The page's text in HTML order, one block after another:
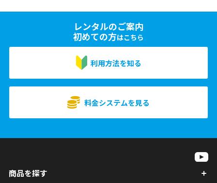
レンタルのご案内
初めての方はこちら
利用方法を知る
料金システムを見る
商品を探す